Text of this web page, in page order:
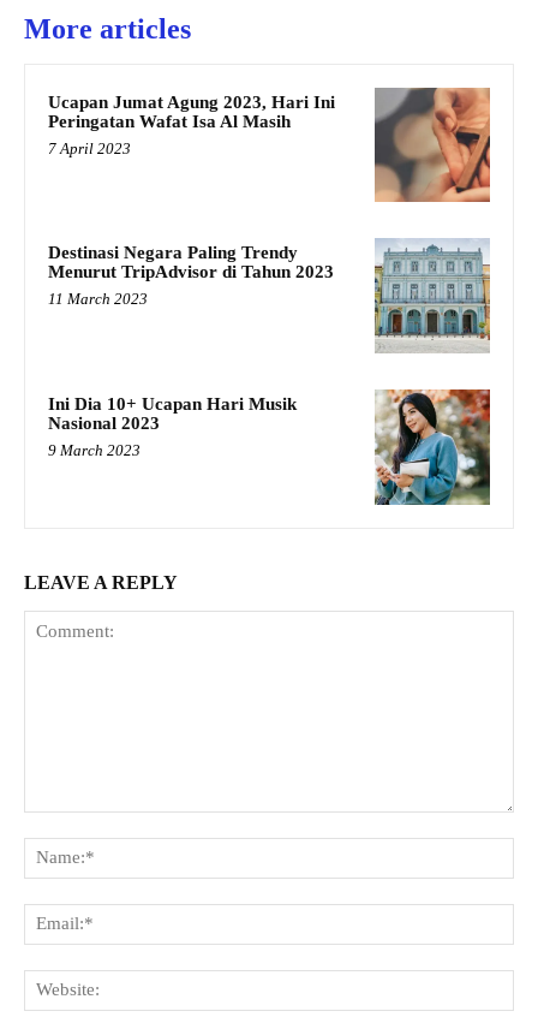
More articles
Ucapan Jumat Agung 2023, Hari Ini
Peringatan Wafat Isa Al Masih
7 April 2023
Destinasi Negara Paling Trendy
Menurut TripAdvisor di Tahun 2023
11 March 2023
Ini Dia 10+ Ucapan Hari Musik
Nasional 2023
9 March 2023
LEAVE A REPLY